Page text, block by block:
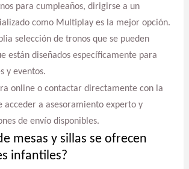
para cumpleaños, dirigirse a un
como Multiplay es la mejor opción.
selección de tronos que se pueden
están diseñados específicamente para
y eventos.
online o contactar directamente con la
acceder a asesoramiento experto y
de envío disponibles.
mesas y sillas se ofrecen
infantiles?